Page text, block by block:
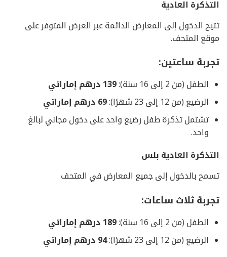
التذكرة العادية
تتيح الدخول إلى المعارض الدائمة عبر العرض المتوفر على
موقع المتحف.
تجربة ساعتين:
الطفل (من 2 إلى 16 سنة):
139 درهم إماراتي
الرضيع (من 12 إلى 23 شهرًا):
69 درهم إماراتي
تشتمل تذكرة طفل رضيع واحد على دخول مجاني لبالغ
واحد.
التذكرة العادية بلس
تسمح بالدخول إلى جميع المعارض في المتحف
تجربة ثلاث ساعات:
الطفل (من 2 إلى 16 سنة):
189 درهم إماراتي
الرضيع (من 12 إلى 23 شهرًا):
94 درهم إماراتي